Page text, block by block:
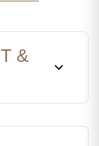
&